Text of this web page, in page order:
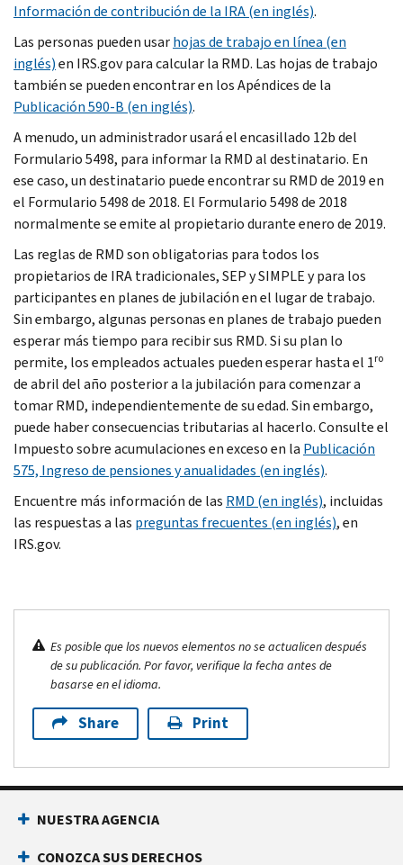
Información de contribución de la IRA (en inglés).
Las personas pueden usarhojas de trabajo en línea (en
inglés)en IRS.gov para calcular la RMD. Las hojas de trabajo
también se pueden encontrar en los Apéndices de la
Publicación 590-B (en inglés).
A menudo, un administrador usará el encasillado 12b del
Formulario 5498, para informar la RMD al destinatario. En
ese caso, un destinatario puede encontrar su RMD de 2019 en
el Formulario 5498 de 2018. El Formulario 5498 de 2018
normalmente se emite al propietario durante enero de 2019.
Las reglas de RMD son obligatorias para todos los
propietarios de IRA tradicionales, SEP y SIMPLE y para los
participantes en planes de jubilación en el lugar de trabajo.
Sin embargo, algunas personas en planes de trabajo pueden
esperar más tiempo para recibir sus RMD. Si su plan lo
permite, los empleados actuales pueden esperar hasta el 1ro
de abril del año posterior a la jubilación para comenzar a
tomar RMD, independientemente de su edad. Sin embargo,
puede haber consecuencias tributarias al hacerlo. Consulte el
Impuesto sobre acumulaciones en exceso en la Publicación
575, Ingreso de pensiones y anualidades (en inglés).
Encuentre más información de las RMD (en inglés), incluidas
las respuestas a las preguntas frecuentes (en inglés), en
IRS.gov.
Es posible que los nuevos elementos no se actualicen después
de su publicación. Por favor, verifique la fecha antes de
basarse en el idioma.
Share Print
NUESTRA AGENCIA
CONOZCA SUS DERECHOS